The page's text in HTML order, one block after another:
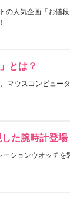
の人気企画「お値
とは？
マウスコンピュー
た腕時計登場
ションウオッチを